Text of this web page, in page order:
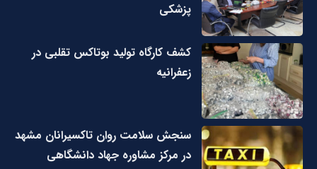
پزشکی
کشف کارگاه تولید بوتاکس تقلبی در
زعفرانیه
سنجش سلامت روان تاکسیرانان مشهد
در مرکز مشاوره جهاد دانشگاهی